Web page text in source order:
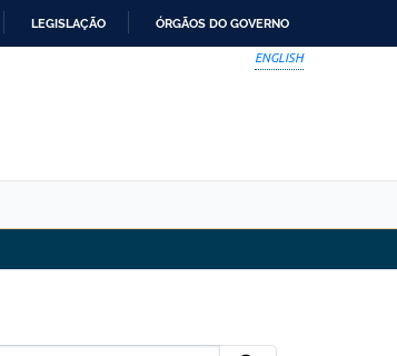
LEGISLAÇÃO ÓRGÃOS DO GOVERNO
ENGLISH